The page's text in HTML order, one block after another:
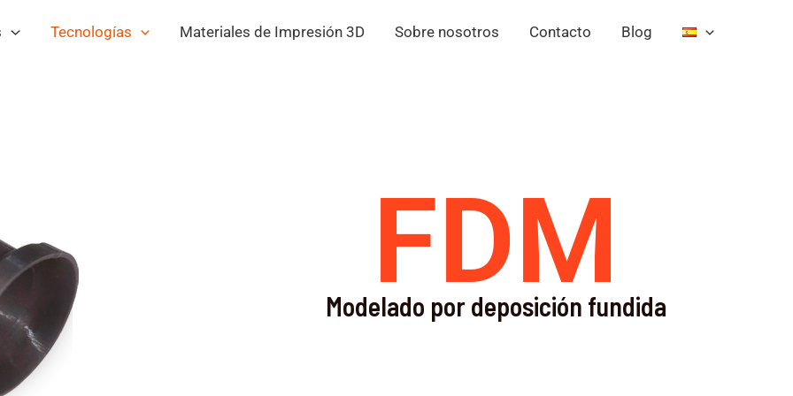
Tecnologías Materiales de Impresión 3D Sobre nosotros Contacto Blog
FDM
Modelado por deposición fundida